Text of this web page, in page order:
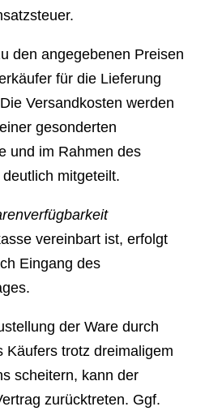
den angegebenen Preisen
für die Lieferung
Versandkosten werden
gesonderten
und im Rahmen des
mitgeteilt.
vereinbart ist, erfolgt
Eingang des
der Ware durch
Käufers trotz dreimaligem
scheitern, kann der
zurücktreten. Ggf.